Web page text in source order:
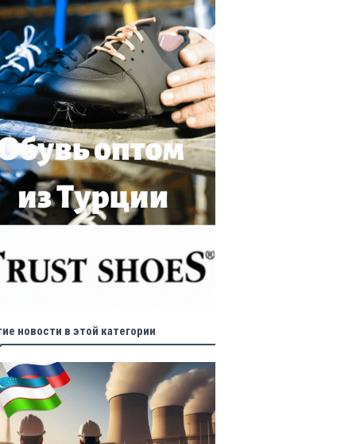
новости в этой категории